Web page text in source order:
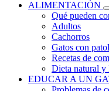
ALIMENTACIÓN
Qué pueden
Adultos
Cachorros
Gatos con
Recetas de
Dieta natural
EDUCAR A UN